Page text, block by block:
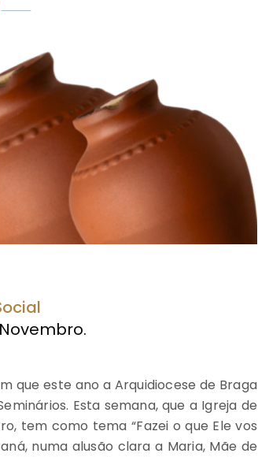
que este ano a Arquidiocese de Braga
Esta semana, que a Igreja de
tem como tema “Fazei o que Ele vos
numa alusão clara a Maria, Mãe de